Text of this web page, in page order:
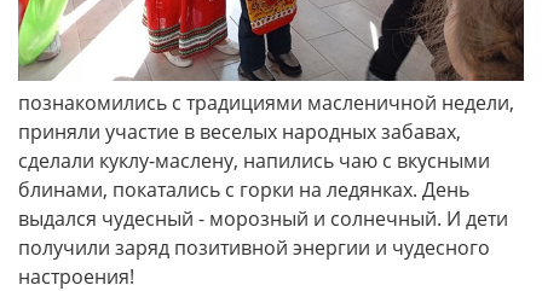
познакомились с традициями масленичной недели,
приняли участие в веселых народных забавах,
сделали куклу-маслену, напились чаю с вкусными
блинами, покатались с горки на ледянках. День
выдался чудесный - морозный и солнечный. И дети
получили заряд позитивной энергии и чудесного
настроения!